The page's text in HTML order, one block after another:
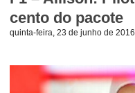
cento do pacote
quinta-feira, 23 de junho de